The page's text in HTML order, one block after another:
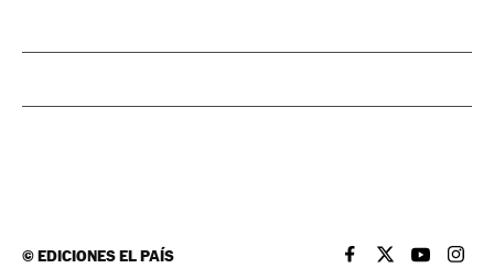
©EDICIONES EL PAÍS EL PAÍS BRASIL EN
EL PAÍSEL PAÍS
EL